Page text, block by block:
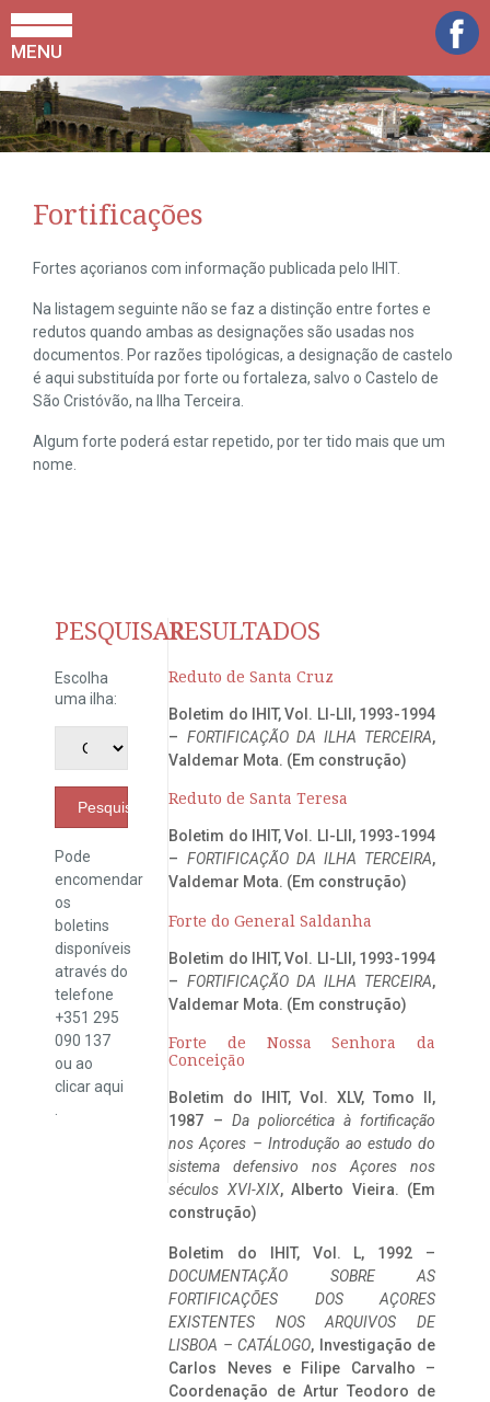
MENU
Fortificações
Fortes açorianos com informação publicada pelo IHIT.
Na listagem seguinte não se faz a distinção entre fortes e
redutos quando ambas as designações são usadas nos
documentos. Por razões tipológicas, a designação de castelo
é aqui substituída por forte ou fortaleza, salvo o Castelo de
São Cristóvão, na Ilha Terceira.
Algum forte poderá estar repetido, por ter tido mais que um
nome.
PESQUISAR
Escolha
uma ilha:
Pesquisar
Pode
encomendar
os
boletins
disponíveis
através do
telefone
+351 295
090 137
ou ao
clicaraqui
RESULTADOS
Reduto de Santa Cruz
Boletim do IHIT, Vol. LI-LII, 1993-1994
– FORTIFICAÇÃO DA ILHA TERCEIRA,
Valdemar Mota. (Em construção)
Reduto de Santa Teresa
Boletim do IHIT, Vol. LI-LII, 1993-1994
– FORTIFICAÇÃO DA ILHA TERCEIRA,
Valdemar Mota. (Em construção)
Forte do General Saldanha
Boletim do IHIT, Vol. LI-LII, 1993-1994
– FORTIFICAÇÃO DA ILHA TERCEIRA,
Valdemar Mota. (Em construção)
Forte de Nossa Senhora da
Conceição
Boletim do IHIT, Vol. XLV, Tomo II,
1987 – Da poliorcética à fortificação
nos Açores – Introdução ao estudo do
sistema defensivo nos Açores nos
séculos XVI-XIX, Alberto Vieira. (Em
construção)
Boletim do IHIT, Vol. L, 1992 –
DOCUMENTAÇÃO SOBRE AS
FORTIFICAÇÕES DOS AÇORES
EXISTENTES NOS ARQUIVOS DE
LISBOA – CATÁLOGO, Investigação de
Carlos Neves e Filipe Carvalho –
Coordenação de Artur Teodoro de